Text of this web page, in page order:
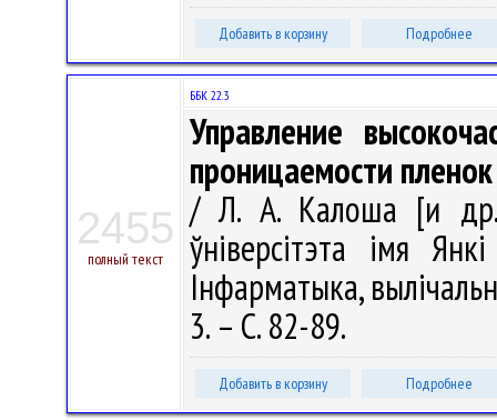
Добавить в корзину Подробнее
2455
полный текст
ББК 22.3
Управление
проницаемости
/ Л. А. Калоша [и др.]
ўніверсітэта імя
Інфарматыка,
3. – С. 82-89.
Добавить в корзину Подробнее